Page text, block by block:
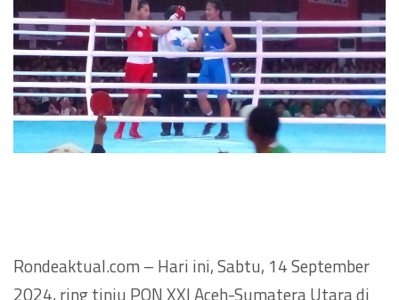
Rondeaktual.com – Hari ini, Sabtu, 14 September
2024, ring tinju PON XXI Aceh-Sumatera Utara di